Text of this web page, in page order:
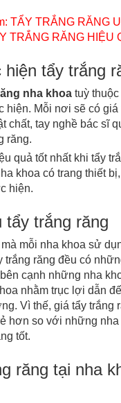
TẨY TRẮNG RĂNG
TRẮNG RĂNG HIỆU
tẩy trắng
nha khoatuỳ
hiện. Mỗi nơi sẽ có giá
chất, tay nghề bác sĩ
răng.
quả tốt nhất khi tẩy
khoa có trang thiết
hiện.
tẩy trắng răng
mỗi nha khoa sử
trắng răng đều có
cạnh những nha
nhằm trục lợi dẫn
Vì thế, giá tẩy trắng
hơn so với những
tốt.
răng tại nha